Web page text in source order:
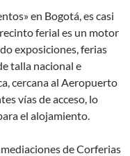
en Bogotá, es casi
ferial es un motor
exposiciones, ferias
talla nacional e
cercana al Aeropuerto
vías de acceso, lo
el alojamiento.
de Corferias